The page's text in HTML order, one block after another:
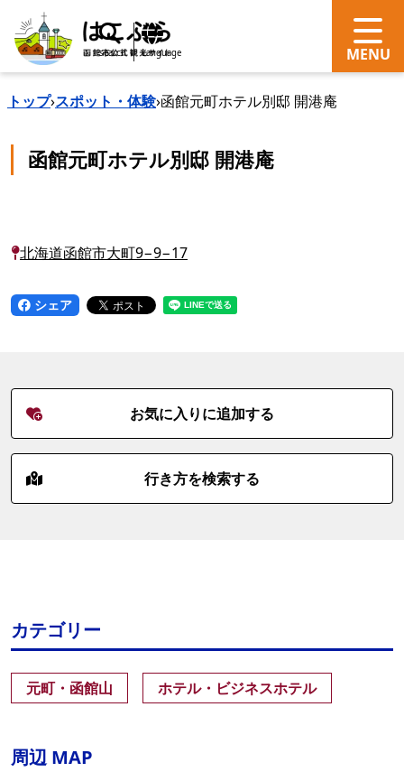
search Language
トップ›スポット・体験›函館元町ホテル別邸 開港庵
函館元町ホテル別邸 開港庵
北海道函館市大町9−9−17
シェア
お気に入りに追加する
行き方を検索する
カテゴリー
元町・函館山 ホテル・ビジネスホテル
周辺 MAP